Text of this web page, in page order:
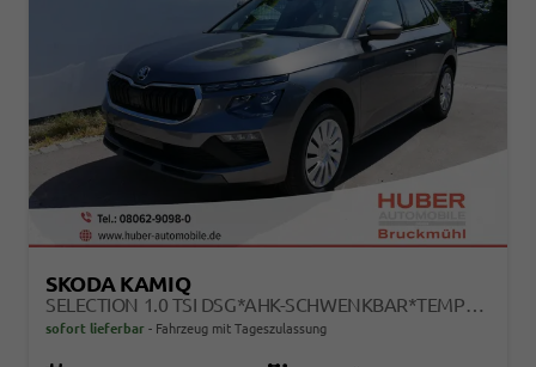
SKODA KAMIQ
SELECTION 1.0 TSI DSG*AHK-SCHWENKBAR*TEMPOMAT*PDC-HINTEN*KEYLESS-GO*SHZ*
sofort lieferbar Fahrzeug mit Tageszulassung